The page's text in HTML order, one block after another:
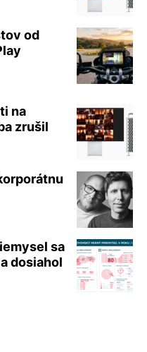
od
na
zrušil
sa
dosiahol